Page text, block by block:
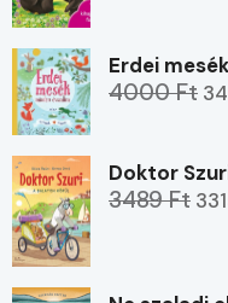
Erdei
4000 Ft
Doktor
3489 Ft